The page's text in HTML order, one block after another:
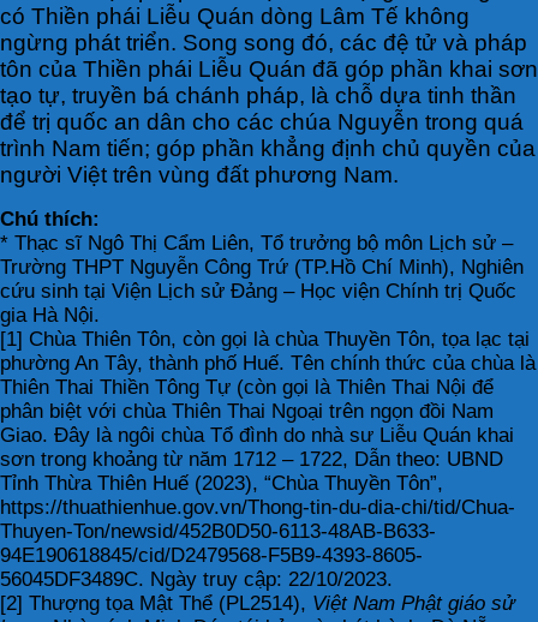
có Thiền phái Liễu Quán dòng Lâm Tế không
ngừng phát triển. Song song đó, các đệ tử và pháp
tôn của Thiền phái Liễu Quán đã góp phần khai sơn
tạo tự, truyền bá chánh pháp, là chỗ dựa tinh thần
để trị quốc an dân cho các chúa Nguyễn trong quá
trình Nam tiến; góp phần khẳng định chủ quyền của
người Việt trên vùng đất phương Nam.
Chú thích:
* Thạc sĩ Ngô Thị Cẩm Liên, Tổ trưởng bộ môn Lịch sử –
Trường THPT Nguyễn Công Trứ (TP.Hồ Chí Minh), Nghiên
cứu sinh tại Viện Lịch sử Đảng – Học viện Chính trị Quốc
gia Hà Nội.
[1] Chùa Thiên Tôn, còn gọi là chùa Thuyền Tôn, tọa lạc tại
phường An Tây, thành phố Huế. Tên chính thức của chùa là
Thiên Thai Thiền Tông Tự (còn gọi là Thiên Thai Nội để
phân biệt với chùa Thiên Thai Ngoại trên ngọn đồi Nam
Giao. Đây là ngôi chùa Tổ đình do nhà sư Liễu Quán khai
sơn trong khoảng từ năm 1712 – 1722, Dẫn theo: UBND
Tỉnh Thừa Thiên Huế (2023), “Chùa Thuyền Tôn”,
https://thuathienhue.gov.vn/Thong-tin-du-dia-chi/tid/Chua-
Thuyen-Ton/newsid/452B0D50-6113-48AB-B633-
94E190618845/cid/D2479568-F5B9-4393-8605-
56045DF3489C. Ngày truy cập: 22/10/2023.
[2] Thượng tọa Mật Thể (PL2514), Việt Nam Phật giáo sử